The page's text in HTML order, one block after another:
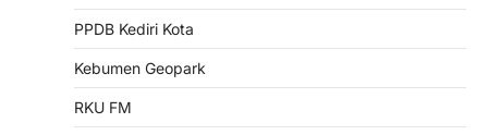
PPDB Kediri Kota
Kebumen Geopark
RKU FM